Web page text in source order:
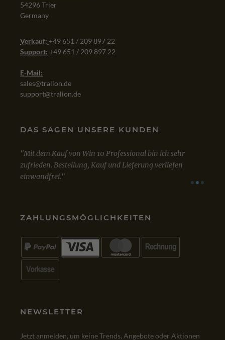
54296 Trier
Germany
Verkauf: +49 651 / 209 897 22
Support: +49 651 / 209 897 22
E-Mail:
sales@tralion.de
support@tralion.de
DAS SAGEN UNSERE KUNDEN
Mit dem Kauf von Win 10 Professional bin ich sehr
zufrieden. Bestellung, Kauf und Lieferung verliefen
einwandfrei.